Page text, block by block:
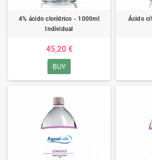
4% ácido clorídrico - 1000ml
Individual
45,20 €
BUY
Ácido